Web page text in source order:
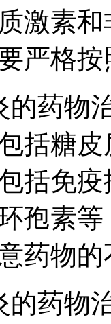
激素
严格
的药物
括糖
括免
孢素
药物
的药物